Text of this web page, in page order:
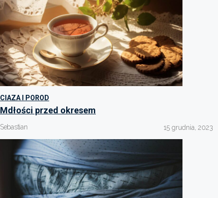
CIAZA I POROD
Mdłości przed okresem
Sebastian 15 grudnia, 2023